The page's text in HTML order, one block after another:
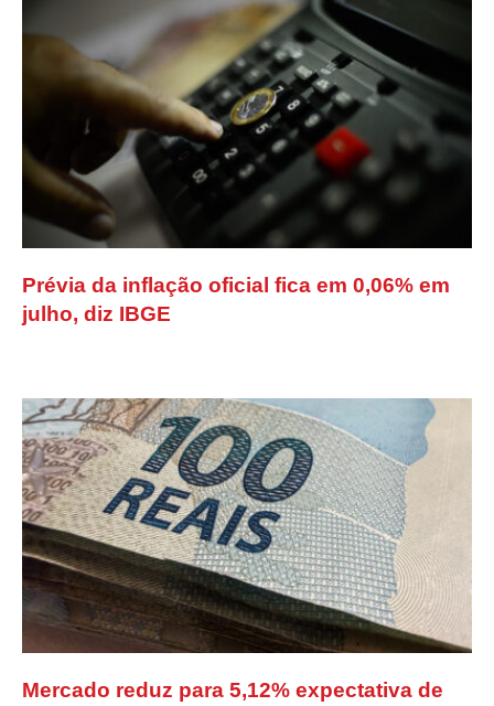
Prévia da inflação oficial fica em 0,06% em
julho, diz IBGE
Mercado reduz para 5,12% expectativa de